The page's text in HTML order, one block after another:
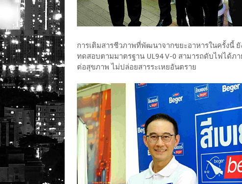
การเติมสารชีวภาพที่พัฒนาจากขยะอาหารในครั้งนี้
ทดสอบตามมาตรฐาน UL94 V-0 สามารถดับไฟได้ภ
ต่อสุขภาพ ไม่ปล่อยสารระเหยอันตราย